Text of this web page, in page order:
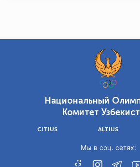
Национальный
Комитет
CITIUS ALTIUS
Мы в соц. сетях: